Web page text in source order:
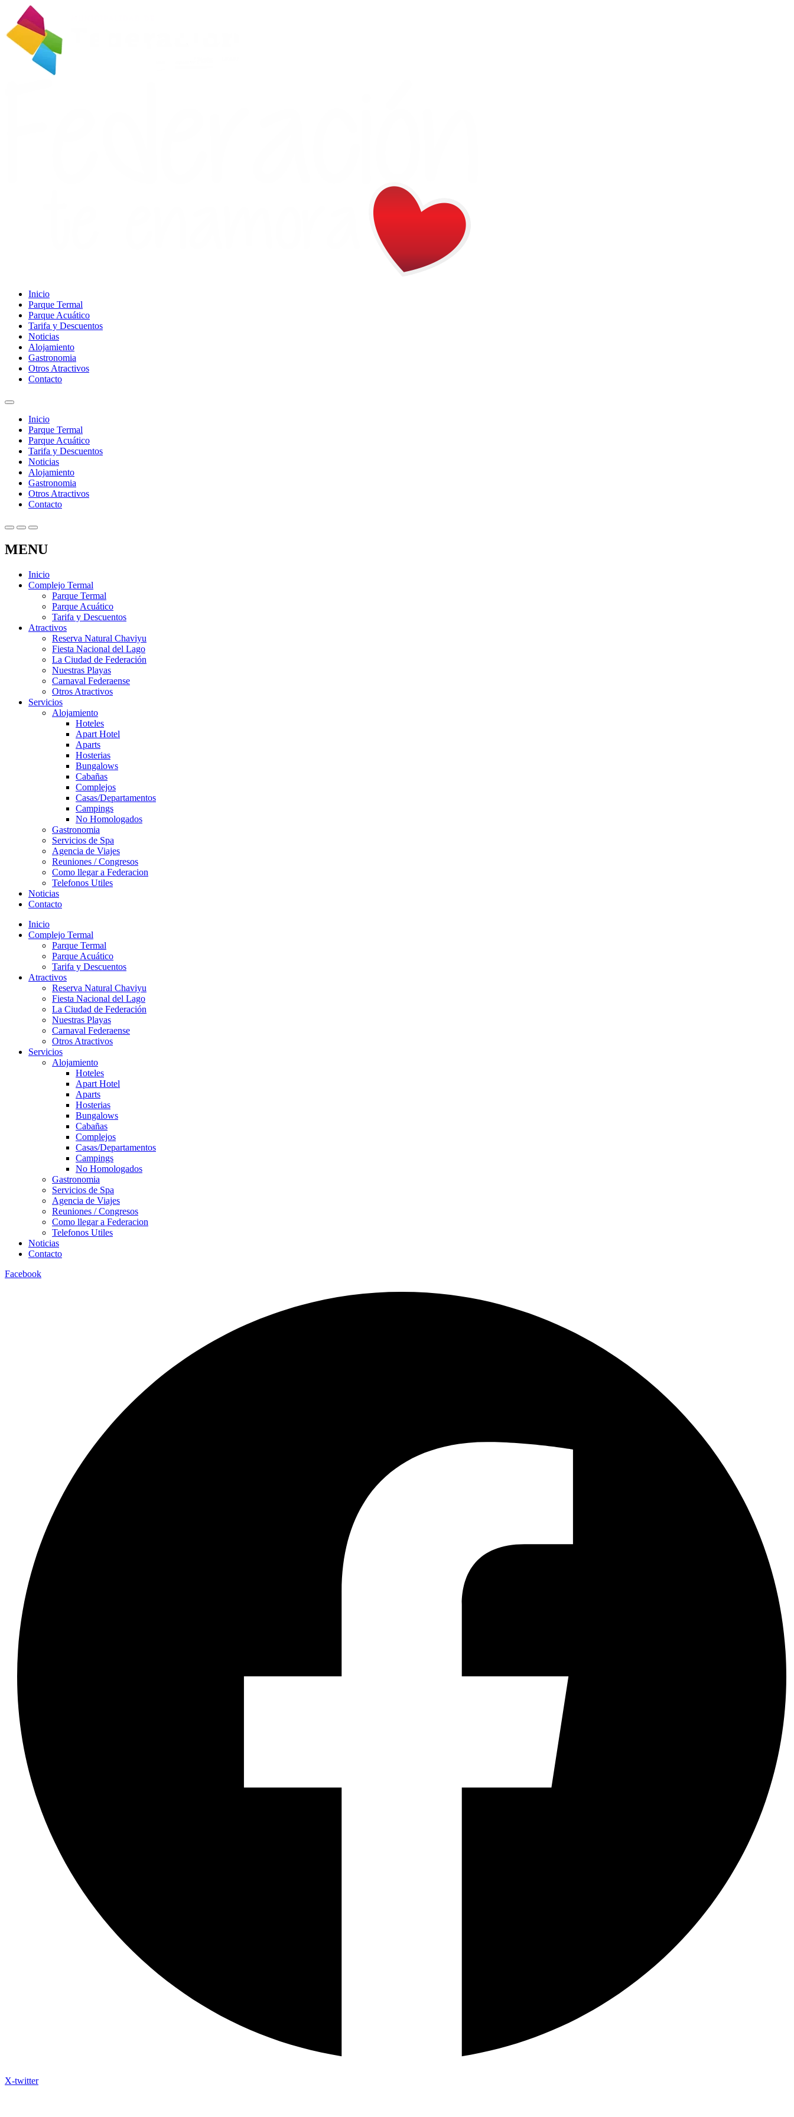
contenido
Inicio
Parque Termal
Parque Acuático
Tarifa y Descuentos
Noticias
Alojamiento
Gastronomia
Otros Atractivos
Contacto
Inicio
Parque Termal
Parque Acuático
Tarifa y Descuentos
Noticias
Alojamiento
Gastronomia
Otros Atractivos
Contacto
MENU
Inicio
Complejo Termal
Parque Termal
Parque Acuático
Tarifa y Descuentos
Atractivos
Reserva Natural Chaviyu
Fiesta Nacional del Lago
La Ciudad de Federación
Nuestras Playas
Carnaval Federaense
Otros Atractivos
Servicios
Alojamiento
Hoteles
Apart Hotel
Aparts
Hosterias
Bungalows
Cabañas
Complejos
Casas/Departamentos
Campings
No Homologados
Gastronomia
Servicios de Spa
Agencia de Viajes
Reuniones / Congresos
Como llegar a Federacion
Telefonos Utiles
Noticias
Contacto
Inicio
Complejo Termal
Parque Termal
Parque Acuático
Tarifa y Descuentos
Atractivos
Reserva Natural Chaviyu
Fiesta Nacional del Lago
La Ciudad de Federación
Nuestras Playas
Carnaval Federaense
Otros Atractivos
Servicios
Alojamiento
Hoteles
Apart Hotel
Aparts
Hosterias
Bungalows
Cabañas
Complejos
Casas/Departamentos
Campings
No Homologados
Gastronomia
Servicios de Spa
Agencia de Viajes
Reuniones / Congresos
Como llegar a Federacion
Telefonos Utiles
Noticias
Contacto
Facebook
X-twitter